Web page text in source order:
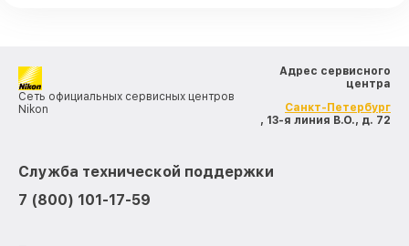
Сеть официальных сервисных центров
Nikon
Адрес сервисного
центра
Санкт-Петербург
, 13-я линия В.О., д. 72
Служба технической поддержки
7 (800) 101-17-59